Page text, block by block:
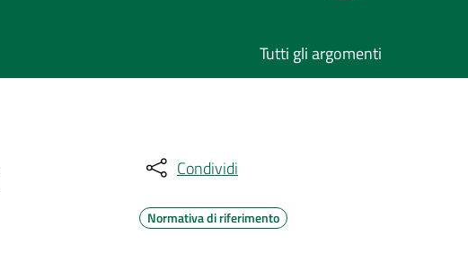
Tutti gli argomenti
Condividi
Normativa di riferimento